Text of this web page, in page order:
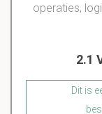
operaties,
2.1
Dit is